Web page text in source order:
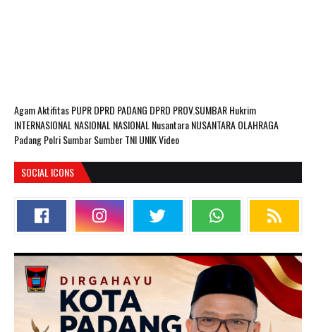
AgamAktifitas PUPRDPRD PADANG DPRD PROV.SUMBARHukrim
INTERNASIONAL NASIONAL NASIONAL NusantaraNUSANTARAOLAHRAGA
PadangPolriSumbarSumberTNIUNIKVideo
SOCIAL ICONS